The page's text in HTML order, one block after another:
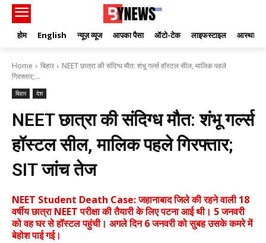
होम English न्यूज़ व्यूज आपका पैसा ऑटो-टेक लाइफस्टाइल आस्था
Home बिहार
NEET छात्रा की संदिग्ध मौत: शंभू गर्ल्स हॉस्टल सील, मालिक पहले
गिरफ्तार;...
बिहार देश
NEET छात्रा की संदिग्ध मौत: शंभू गर्ल्स
हॉस्टल सील, मालिक पहले गिरफ्तार;
SIT जांच तेज
NEET Student Death Case: जहानाबाद जिले की रहने वाली 18
वर्षीय छात्रा NEET परीक्षा की तैयारी के लिए पटना आई थी। 5 जनवरी
को वह घर से हॉस्टल पहुंची। अगले दिन 6 जनवरी को सुबह उसके कमरे में
बेहोश पाई गई।